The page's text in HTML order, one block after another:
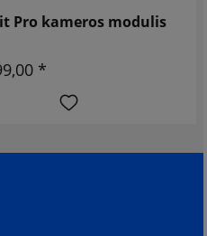
Pro kameros modulis
*